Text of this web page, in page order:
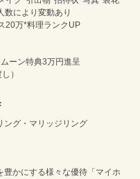
数により変動あり
20万*料理ランクUP
ーン特典3万円進呈
）
グ・マリッジリング
かにする様々な優待「マイホ